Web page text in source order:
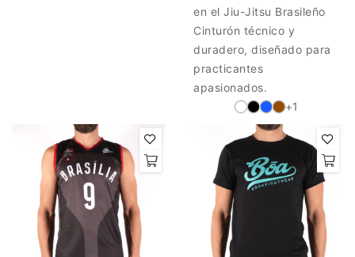
en el Jiu-Jitsu Brasileño
Cinturón técnico y
duradero, diseñado para
practicantes
apasionados.
+1